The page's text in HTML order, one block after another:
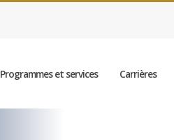
Programmes et services Carrières